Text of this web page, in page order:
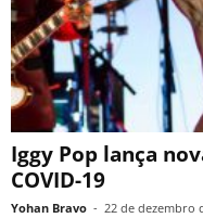
Iggy Pop lança
COVID-19
Yohan Bravo - 22 de dezembro